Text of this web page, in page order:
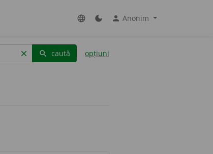
language dark_mode person Anonim
clear search caută opțiuni